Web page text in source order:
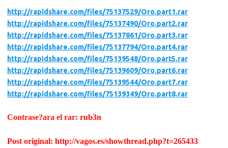
http://rapidshare.com/files/75137529/Oro.part1.rar
http://rapidshare.com/files/75137490/Oro.part2.rar
http://rapidshare.com/files/75137861/Oro.part3.rar
http://rapidshare.com/files/75137794/Oro.part4.rar
http://rapidshare.com/files/75139548/Oro.part5.rar
http://rapidshare.com/files/75139609/Oro.part6.rar
http://rapidshare.com/files/75139544/Oro.part7.rar
http://rapidshare.com/files/75139349/Oro.part8.rar
Contrase?ara el rar: rub3n
Post original: http://vagos.es/showthread.php?t=265433